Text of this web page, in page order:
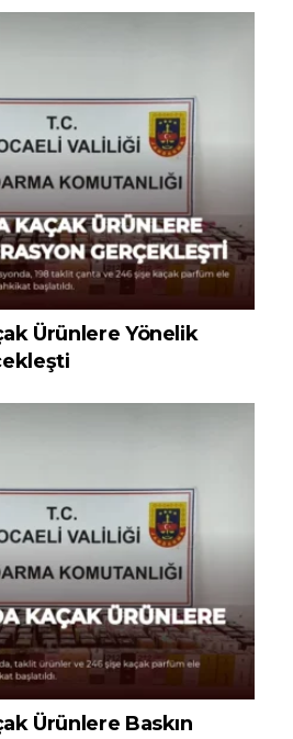
Ürünlere Yönelik
Ürünlere Baskın